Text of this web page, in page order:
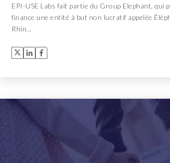
EPI-USE Labs fait partie du Group Elephant, qui
finance une entité à but non lucratif appelée
Rhin...